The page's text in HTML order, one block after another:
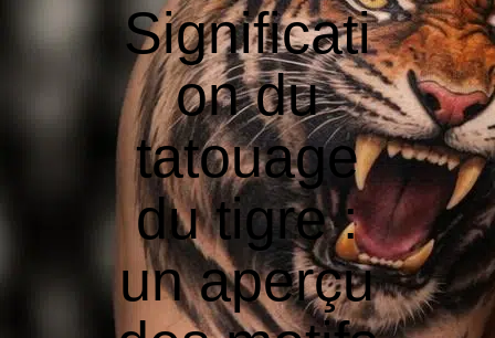
Significati
on du
tatouage
du tigre :
un aperçu